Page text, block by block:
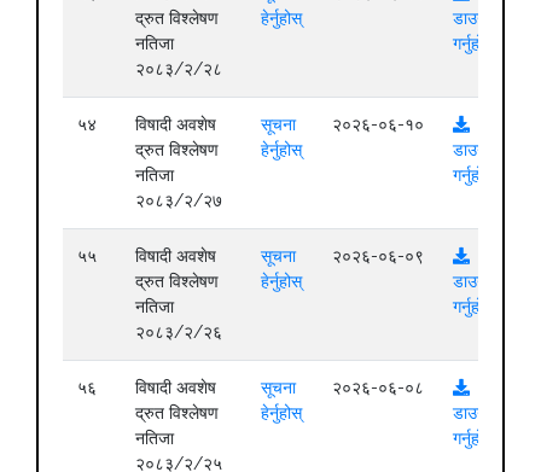
द्रुत विश्लेषण
नतिजा
२०८३/२/२८
हेर्नुहोस्
डाउनलोड
गर्नुहोस्
५४
विषादी अवशेष
द्रुत विश्लेषण
नतिजा
२०८३/२/२७
सूचना
हेर्नुहोस्
२०२६-०६-१०
डाउनलोड
गर्नुहोस्
५५
विषादी अवशेष
द्रुत विश्लेषण
नतिजा
२०८३/२/२६
सूचना
हेर्नुहोस्
२०२६-०६-०९
डाउनलोड
गर्नुहोस्
५६
विषादी अवशेष
द्रुत विश्लेषण
नतिजा
२०८३/२/२५
सूचना
हेर्नुहोस्
२०२६-०६-०८
डाउनलोड
गर्नुहोस्